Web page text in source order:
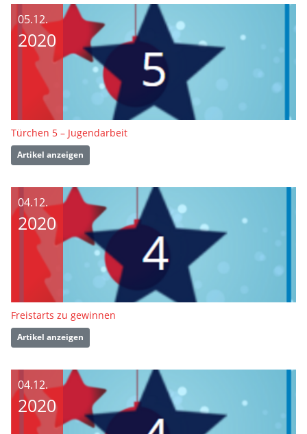
05.12.
2020
Türchen 5 – Jugendarbeit
Artikel anzeigen
04.12.
2020
Freistarts zu gewinnen
Artikel anzeigen
04.12.
2020